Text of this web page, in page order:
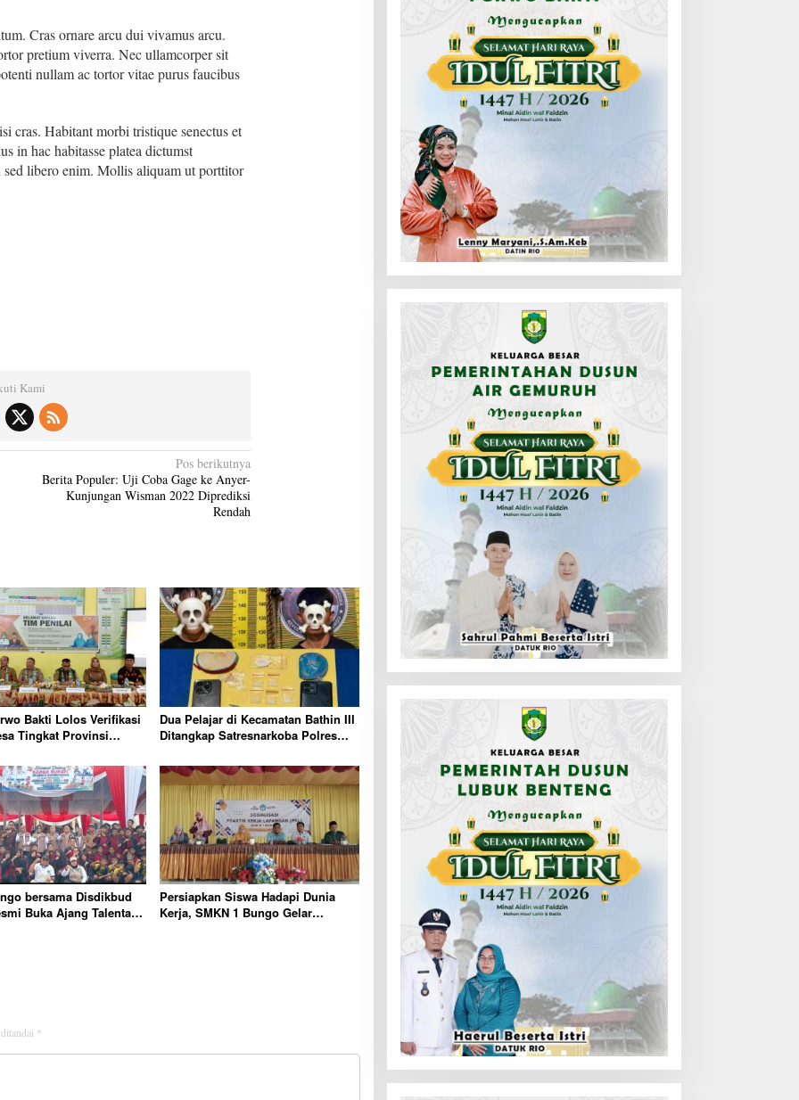
Cras ornare arcu dui vivamus arcu.
pretium viverra. Nec ullamcorper sit
nullam ac tortor vitae purus faucibus
cras. Habitant morbi tristique senectus et
in hac habitasse platea dictumst
libero enim. Mollis aliquam ut porttitor
Kami
Pos berikutnya
Berita Populer: Uji Coba Gage ke Anyer-
Kunjungan Wisman 2022 Diprediksi
Rendah
Bakti Lolos Verifikasi
Tingkat Provinsi
Dua Pelajar di Kecamatan Bathin III
Ditangkap Satresnarkoba Polres
bersama Disdikbud
Buka Ajang Talenta
Persiapkan Siswa Hadapi Dunia
Kerja, SMKN 1 Bungo Gelar
*